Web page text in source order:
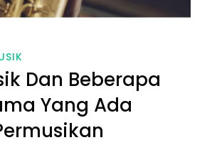
Dan Beberapa
Yang Ada